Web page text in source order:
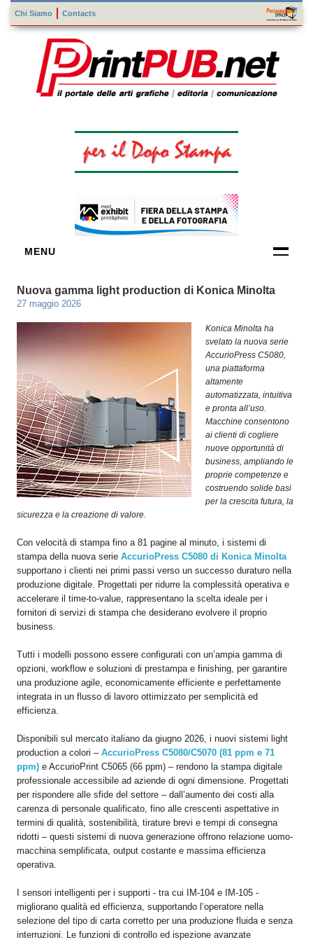
Chi Siamo Contacts
MENU
DI TECNOLOGIE
ZOOM
TEMATICI
EVENTI
VIDEO
Nuova gamma light production di Konica Minolta
27 maggio 2026
Konica Minolta ha
svelato la nuova serie
AccurioPress C5080,
una piattaforma
altamente
automatizzata, intuitiva
e pronta all’uso.
Macchine consentono
ai clienti di cogliere
nuove opportunità di
business, ampliando le
proprie competenze e
costruendo solide basi
per la crescita futura, la
sicurezza e la creazione di valore.
Con velocità di stampa fino a 81 pagine al minuto, i sistemi di
stampa della nuova serie AccurioPress C5080 di Konica Minolta
supportano i clienti nei primi passi verso un successo duraturo nella
produzione digitale. Progettati per ridurre la complessità operativa e
accelerare il time-to-value, rappresentano la scelta ideale per i
fornitori di servizi di stampa che desiderano evolvere il proprio
business.
Tutti i modelli possono essere configurati con un’ampia gamma di
opzioni, workflow e soluzioni di prestampa e finishing, per garantire
una produzione agile, economicamente efficiente e perfettamente
integrata in un flusso di lavoro ottimizzato per semplicità ed
efficienza.
Disponibili sul mercato italiano da giugno 2026, i nuovi sistemi light
production a colori – AccurioPress C5080/C5070 (81 ppm e 71
ppm) e AccurioPrint C5065 (66 ppm) – rendono la stampa digitale
professionale accessibile ad aziende di ogni dimensione. Progettati
per rispondere alle sfide del settore – dall’aumento dei costi alla
carenza di personale qualificato, fino alle crescenti aspettative in
termini di qualità, sostenibilità, tirature brevi e tempi di consegna
ridotti – questi sistemi di nuova generazione offrono relazione uomo-
macchina semplificata, output costante e massima efficienza
operativa.
I sensori intelligenti per i supporti - tra cui IM-104 e IM-105 -
migliorano qualità ed efficienza, supportando l’operatore nella
selezione del tipo di carta corretto per una produzione fluida e senza
interruzioni. Le funzioni di controllo ed ispezione avanzate